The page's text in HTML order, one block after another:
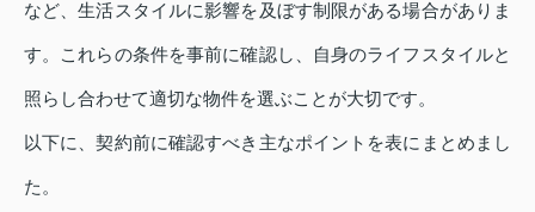
など、生活スタイルに影響を及ぼす制限がある場合がありま
す。これらの条件を事前に確認し、自身のライフスタイルと
照らし合わせて適切な物件を選ぶことが大切です。
以下に、契約前に確認すべき主なポイントを表にまとめまし
た。